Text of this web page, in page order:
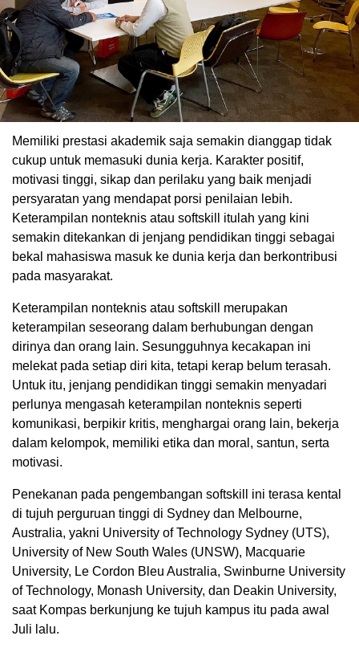
Memiliki prestasi akademik saja semakin dianggap tidak
cukup untuk memasuki dunia kerja. Karakter positif,
motivasi tinggi, sikap dan perilaku yang baik menjadi
persyaratan yang mendapat porsi penilaian lebih.
Keterampilan nonteknis atau softskill itulah yang kini
semakin ditekankan di jenjang pendidikan tinggi sebagai
bekal mahasiswa masuk ke dunia kerja dan berkontribusi
pada masyarakat.
Keterampilan nonteknis atau softskill merupakan
keterampilan seseorang dalam berhubungan dengan
dirinya dan orang lain. Sesungguhnya kecakapan ini
melekat pada setiap diri kita, tetapi kerap belum terasah.
Untuk itu, jenjang pendidikan tinggi semakin menyadari
perlunya mengasah keterampilan nonteknis seperti
komunikasi, berpikir kritis, menghargai orang lain, bekerja
dalam kelompok, memiliki etika dan moral, santun, serta
motivasi.
Penekanan pada pengembangan softskill ini terasa kental
di tujuh perguruan tinggi di Sydney dan Melbourne,
Australia, yakni University of Technology Sydney (UTS),
University of New South Wales (UNSW), Macquarie
University, Le Cordon Bleu Australia, Swinburne University
of Technology, Monash University, dan Deakin University,
saat Kompas berkunjung ke tujuh kampus itu pada awal
Juli lalu.